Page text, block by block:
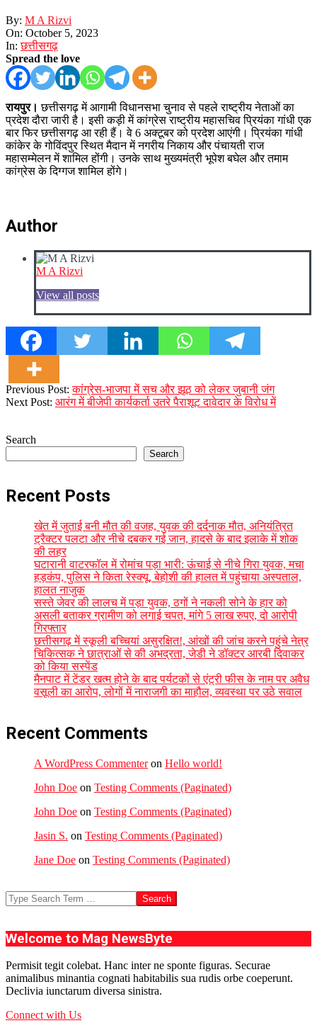
By: M A Rizvi
On: October 5, 2023
In: छत्तीसगढ़
Spread the love
रायपुर। छत्तीसगढ़ में आगामी विधानसभा चुनाव से पहले राष्ट्रीय नेताओं का
प्रदेश दौरा जारी है। इसी कड़ी में कांग्रेस राष्ट्रीय महासचिव प्रियंका गांधी एक
बार फिर छत्तीसगढ़ आ रही हैं। वे 6 अक्टूबर को प्रदेश आएंगी। प्रियंका गांधी
कांकेर के गोविंदपुर स्थित मैदान में नगरीय निकाय और पंचायती राज
महासम्मेलन में शामिल होंगी। उनके साथ मुख्यमंत्री भूपेश बघेल और तमाम
कांग्रेस के दिग्गज शामिल होंगे।
Author
M A Rizvi
View all posts
2023-
10-
Previous Post:कांग्रेस-भाजपा में सच और झूठ को लेकर जुबानी जंग
Next Post: आरंग में बीजेपी कार्यकर्ता उतरे पैराशूट दावेदार के विरोध में
Search
Search
Recent Posts
खेत में जुताई बनी मौत की वजह, युवक की दर्दनाक मौत, अनियंत्रित
ट्रैक्टर पलटा और नीचे दबकर गई जान, हादसे के बाद इलाके में शोक
की लहर
घटारानी वाटरफॉल में रोमांच पड़ा भारी: ऊंचाई से नीचे गिरा युवक, मचा
हड़कंप, पुलिस ने किता रेस्क्यू, बेहोशी की हालत में पहुंचाया अस्पताल,
हालत नाजुक
सस्ते जेवर की लालच में पड़ा युवक, ठगों ने नकली सोने के हार को
असली बताकर ग्रामीण को लगाई चपत, मांगे 5 लाख रुपए, दो आरोपी
गिरफ्तार
छत्तीसगढ़ में स्कूली बच्चियां असुरक्षित!, आंखों की जांच करने पहुंचे नेत्र
चिकित्सक ने छात्राओं से की अभद्रता, जेडी ने डॉक्टर आरबी दिवाकर
को किया सस्पेंड
मैनपाट में टेंडर खत्म होने के बाद पर्यटकों से एंट्री फीस के नाम पर अवैध
वसूली का आरोप, लोगों में नाराजगी का माहौल, व्यवस्था पर उठे सवाल
Recent Comments
A WordPress Commenteron Hello world!
John Doe on Testing Comments (Paginated)
John Doe on Testing Comments (Paginated)
Jasin S. on Testing Comments (Paginated)
Jane Doe on Testing Comments (Paginated)
Search
Welcome to Mag NewsByte
Permisit tegit colebat. Hanc inter ne sponte figuras. Securae
animalibus minantia cognati habitabilis sua rudis orbe coeperunt.
Declivia iunctarum diversa sinistra.
Connect with Us